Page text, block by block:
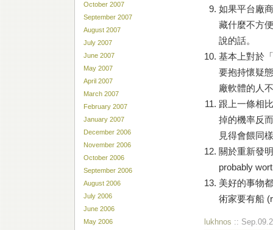
如果平台廠
藏什麼不方
說的話。
基本上對於
要抱持懷疑
廠軟體的人
跟上一條相
掉的機率反
見得會餵同
關於重新發
probably
美好的事物
術家要有船
lukhnos ::
October 2007
September 2007
August 2007
July 2007
June 2007
May 2007
April 2007
March 2007
February 2007
January 2007
December 2006
November 2006
October 2006
September 2006
August 2006
July 2006
June 2006
May 2006